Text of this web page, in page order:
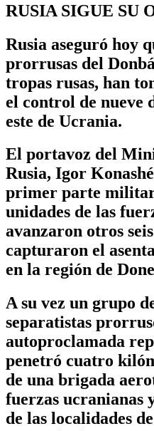
RUSIA SIGUE SU
Rusia aseguró hoy
prorrusas del
tropas rusas, han
el control de nueve
este de Ucrania.
El portavoz del
Rusia, Igor
primer parte
unidades de las
avanzaron otros
capturaron el
en la región de
A su vez un grupo
separatistas
autoproclamada
penetró cuatro
de una brigada
fuerzas ucranianas
de las localidades